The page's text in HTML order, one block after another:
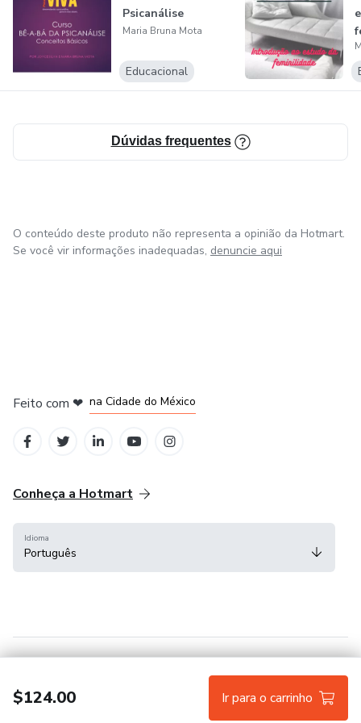
Psicóloga (CRP 04/45107)
Especialista em Psicanálise: Clínica Com Crianças e
Psicanálise
Maria Bruna Mota
Educacional
Dúvidas frequentes
$124.00 Ir para o carrinho
O conteúdo deste produto não representa a opinião da Hotmart.
Se você vir informações inadequadas, denuncie aqui
Feito com ❤ na Cidade do México
Conheça a Hotmart
Idioma
Português
Hotmart — 2011-2026 © Todos os direitos reservados.